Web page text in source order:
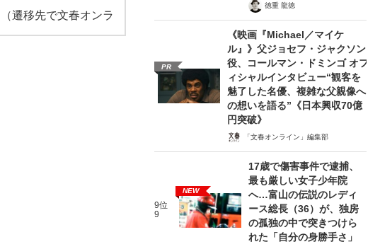
（遷移先で文春オンラ
徳重 龍徳
PR
《映画『Michael／マイケ
ル』》父ジョセフ・ジャクソン
役、コールマン・ドミンゴ オフ
ィシャルインタビュー“観客を
魅了した名優、複雑な父親像へ
の想いを語る”《日本興収70億
円突破》
「文春オンライン」編集部
9位
9
NEW
17歳で傷害事件で逮捕、
最も厳しい女子少年院
へ…富山の伝説のレディ
ース総長（36）が、独房
の孤独の中で突きつけら
れた「自分の身勝手さ」